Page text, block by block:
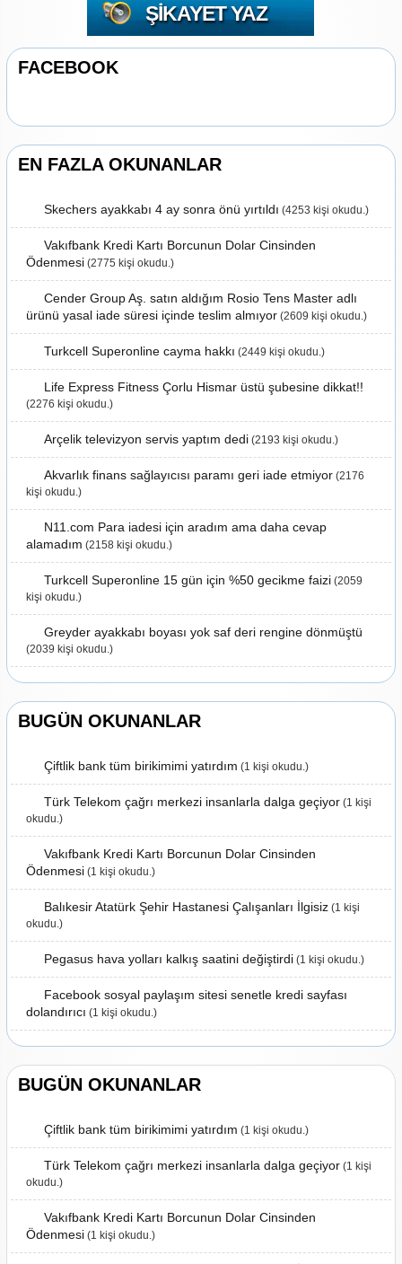
ŞIKAYET YAZ
FACEBOOK
EN FAZLA OKUNANLAR
Skechers ayakkabı 4 ay sonra önü yırtıldı (4253 kişi okudu.)
Vakıfbank Kredi Kartı Borcunun Dolar Cinsinden
Ödenmesi(2775 kişi okudu.)
Cender Group Aş. satın aldığım Rosio Tens Master adlı
ürünü yasal iade süresi içinde teslim almıyor(2609 kişi okudu.)
Turkcell Superonline cayma hakkı (2449 kişi okudu.)
Life Express Fitness Çorlu Hismar üstü şubesine dikkat!!
(2276 kişi okudu.)
Arçelik televizyon servis yaptım dedi(2193 kişi okudu.)
Akvarlık finans sağlayıcısı paramı geri iade etmiyor(2176
kişi okudu.)
N11.com Para iadesi için aradım ama daha cevap
alamadım (2158 kişi okudu.)
Turkcell Superonline 15 gün için %50 gecikme faizi(2059
kişi okudu.)
Greyder ayakkabı boyası yok saf deri rengine dönmüştü
(2039 kişi okudu.)
BUGÜN OKUNANLAR
Çiftlik bank tüm birikimimi yatırdım (1 kişi okudu.)
Türk Telekom çağrı merkezi insanlarla dalga geçiyor(1 kişi
okudu.)
Vakıfbank Kredi Kartı Borcunun Dolar Cinsinden
Ödenmesi(1 kişi okudu.)
Balıkesir Atatürk Şehir Hastanesi Çalışanları İlgisiz(1 kişi
okudu.)
Pegasus hava yolları kalkış saatini değiştirdi(1 kişi okudu.)
Facebook sosyal paylaşım sitesi senetle kredi sayfası
dolandırıcı (1 kişi okudu.)
BUGÜN OKUNANLAR
Çiftlik bank tüm birikimimi yatırdım (1 kişi okudu.)
Türk Telekom çağrı merkezi insanlarla dalga geçiyor(1 kişi
okudu.)
Vakıfbank Kredi Kartı Borcunun Dolar Cinsinden
Ödenmesi(1 kişi okudu.)